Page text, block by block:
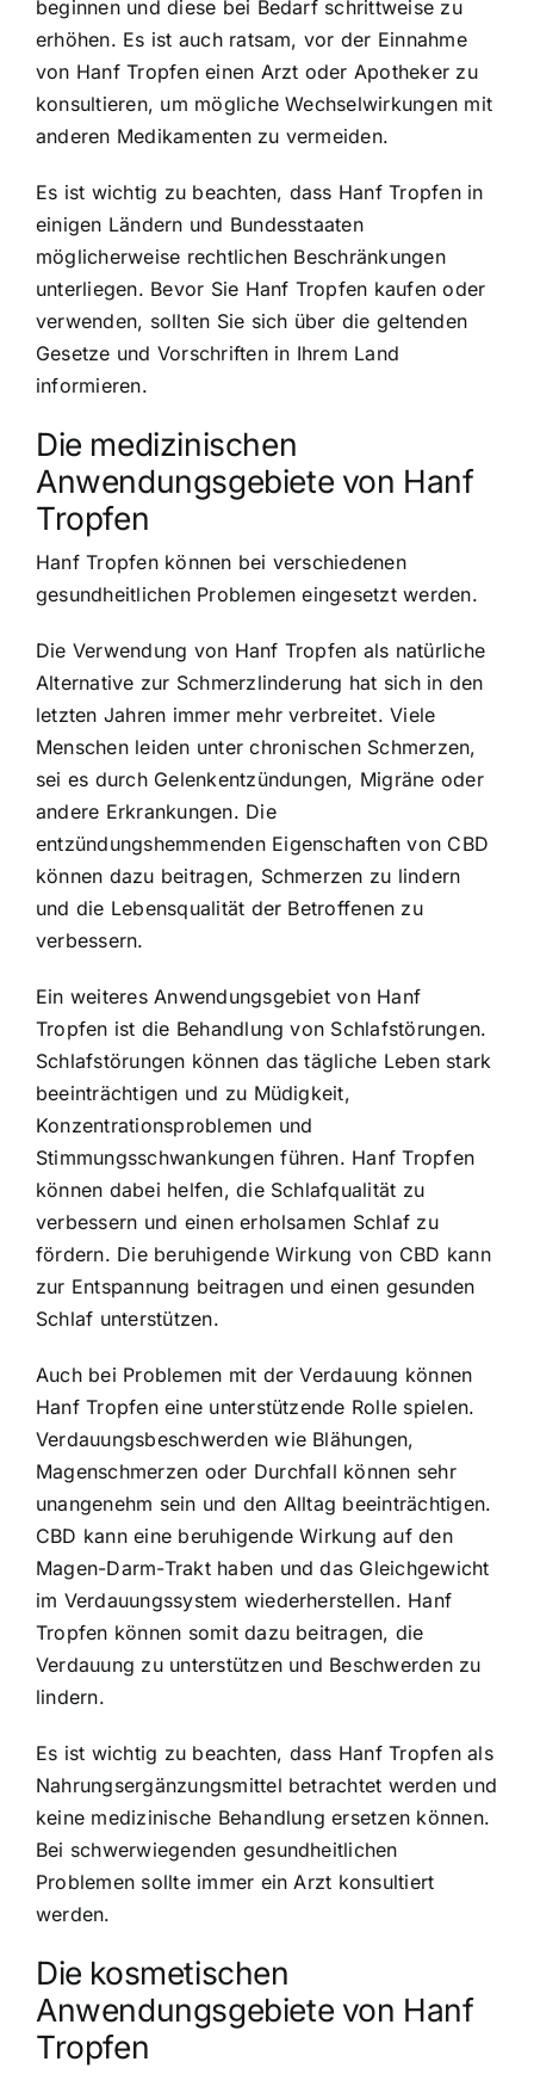
beginnen und diese bei Bedarf schrittweise zu
erhöhen. Es ist auch ratsam, vor der Einnahme
von Hanf Tropfen einen Arzt oder Apotheker zu
konsultieren, um mögliche Wechselwirkungen mit
anderen Medikamenten zu vermeiden.
Es ist wichtig zu beachten, dass Hanf Tropfen in
einigen Ländern und Bundesstaaten
möglicherweise rechtlichen Beschränkungen
unterliegen. Bevor Sie Hanf Tropfen kaufen oder
verwenden, sollten Sie sich über die geltenden
Gesetze und Vorschriften in Ihrem Land
informieren.
Die medizinischen
Anwendungsgebiete von Hanf
Tropfen
Hanf Tropfen können bei verschiedenen
gesundheitlichen Problemen eingesetzt werden.
Die Verwendung von Hanf Tropfen als natürliche
Alternative zur Schmerzlinderung hat sich in den
letzten Jahren immer mehr verbreitet. Viele
Menschen leiden unter chronischen Schmerzen,
sei es durch Gelenkentzündungen, Migräne oder
andere Erkrankungen. Die
entzündungshemmenden Eigenschaften von CBD
können dazu beitragen, Schmerzen zu lindern
und die Lebensqualität der Betroffenen zu
verbessern.
Ein weiteres Anwendungsgebiet von Hanf
Tropfen ist die Behandlung von Schlafstörungen.
Schlafstörungen können das tägliche Leben stark
beeinträchtigen und zu Müdigkeit,
Konzentrationsproblemen und
Stimmungsschwankungen führen. Hanf Tropfen
können dabei helfen, die Schlafqualität zu
verbessern und einen erholsamen Schlaf zu
fördern. Die beruhigende Wirkung von CBD kann
zur Entspannung beitragen und einen gesunden
Schlaf unterstützen.
Auch bei Problemen mit der Verdauung können
Hanf Tropfen eine unterstützende Rolle spielen.
Verdauungsbeschwerden wie Blähungen,
Magenschmerzen oder Durchfall können sehr
unangenehm sein und den Alltag beeinträchtigen.
CBD kann eine beruhigende Wirkung auf den
Magen-Darm-Trakt haben und das Gleichgewicht
im Verdauungssystem wiederherstellen. Hanf
Tropfen können somit dazu beitragen, die
Verdauung zu unterstützen und Beschwerden zu
lindern.
Es ist wichtig zu beachten, dass Hanf Tropfen als
Nahrungsergänzungsmittel betrachtet werden und
keine medizinische Behandlung ersetzen können.
Bei schwerwiegenden gesundheitlichen
Problemen sollte immer ein Arzt konsultiert
werden.
Die kosmetischen
Anwendungsgebiete von Hanf
Tropfen